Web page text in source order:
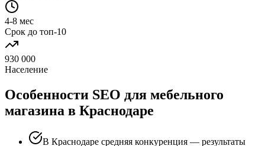
4-8 мес
Срок до топ-10
930 000
Население
Особенности SEO для мебельного
магазина в Краснодаре
В Краснодаре средняя конкуренция — результаты